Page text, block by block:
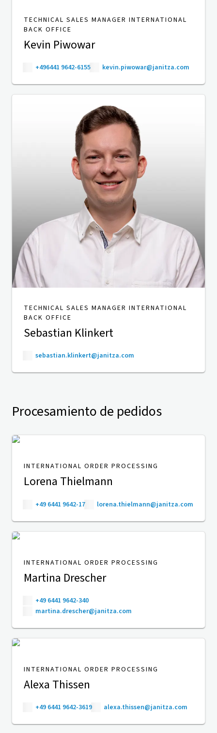
TECHNICAL SALES MANAGER INTERNATIONAL
BACK OFFICE
Kevin Piwowar
+496441 9642-6155 kevin.piwowar@janitza.com
TECHNICAL SALES MANAGER INTERNATIONAL
BACK OFFICE
Sebastian Klinkert
sebastian.klinkert@janitza.com
Procesamiento de pedidos
INTERNATIONAL ORDER PROCESSING
Lorena Thielmann
+49 6441 9642-17 lorena.thielmann@janitza.com
INTERNATIONAL ORDER PROCESSING
Martina Drescher
+49 6441 9642-340
martina.drescher@janitza.com
INTERNATIONAL ORDER PROCESSING
Alexa Thissen
+49 6441 9642-3619 alexa.thissen@janitza.com